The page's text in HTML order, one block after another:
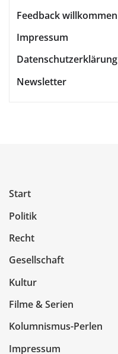
Feedback willkommen
Impressum
Datenschutzerklärung
Newsletter
Start
Politik
Recht
Gesellschaft
Kultur
Filme & Serien
Kolumnismus-Perlen
Impressum